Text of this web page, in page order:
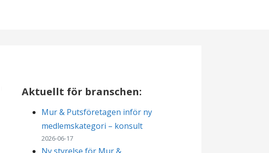
Aktuellt för branschen:
Mur & Putsföretagen inför ny
medlemskategori – konsult
2026-06-17